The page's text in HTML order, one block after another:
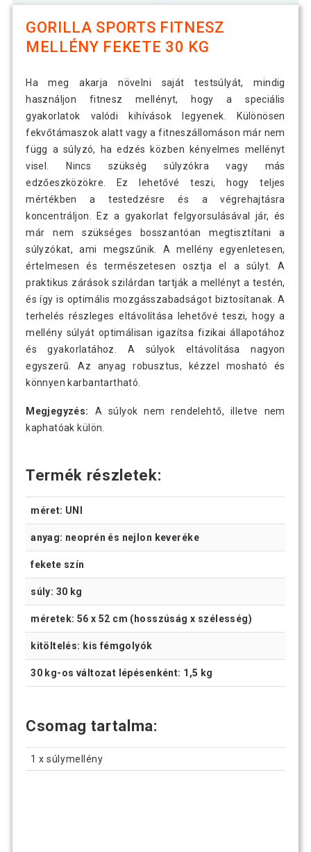
GORILLA SPORTS FITNESZ
MELLÉNY FEKETE 30 KG
Ha meg akarja növelni saját testsúlyát, mindig
használjon fitnesz mellényt, hogy a speciális
gyakorlatok valódi kihívások legyenek. Különösen
fekvőtámaszok alatt vagy a fitneszállomáson már nem
függ a súlyzó, ha edzés közben kényelmes mellényt
visel. Nincs szükség súlyzókra vagy más
edzőeszközökre. Ez lehetővé teszi, hogy teljes
mértékben a testedzésre és a végrehajtásra
koncentráljon. Ez a gyakorlat felgyorsulásával jár, és
már nem szükséges bosszantóan megtisztítani a
súlyzókat, ami megszűnik. A mellény egyenletesen,
értelmesen és természetesen osztja el a súlyt. A
praktikus zárások szilárdan tartják a mellényt a testén,
és így is optimális mozgásszabadságot biztosítanak. A
terhelés részleges eltávolítása lehetővé teszi, hogy a
mellény súlyát optimálisan igazítsa fizikai állapotához
és gyakorlatához. A súlyok eltávolítása nagyon
egyszerű. Az anyag robusztus, kézzel mosható és
könnyen karbantartható.
Megjegyzés:
A súlyok nem rendelehtő, illetve nem
kaphatóak külön.
Termék részletek:
méret: UNI
anyag: neoprén és nejlon keveréke
fekete szín
súly: 30 kg
méretek: 56 x 52 cm (hosszúság x szélesség)
kitöltelés: kis fémgolyók
30 kg-os változat lépésenként: 1,5 kg
Csomag tartalma:
1 x súlymellény